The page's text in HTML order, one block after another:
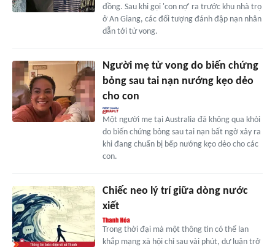
đồng. Sau khi gọi 'con nợ' ra trước khu nhà trọ
ở An Giang, các đối tượng đánh đập nạn nhân
dẫn tới tử vong.
Người mẹ tử vong do biến chứng
bỏng sau tai nạn nướng kẹo dẻo
cho con
Một người mẹ tại Australia đã không qua khỏi
do biến chứng bỏng sau tai nạn bất ngờ xảy ra
khi đang chuẩn bị bếp nướng kẹo dẻo cho các
con.
Chiếc neo lý trí giữa dòng nước
xiết
Trong thời đại mà một thông tin có thể lan
khắp mạng xã hội chỉ sau vài phút, dư luận trở